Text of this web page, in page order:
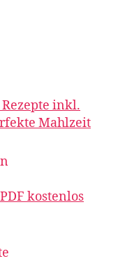
inkl.
Mahlzeit
kostenlos